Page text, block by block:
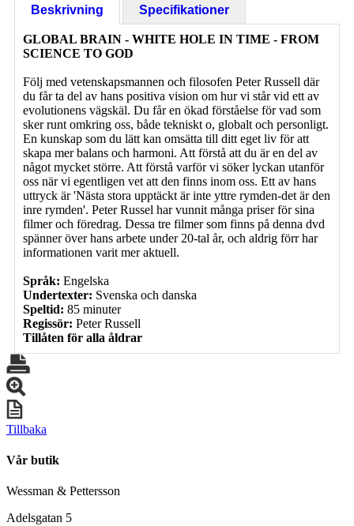
Beskrivning
Specifikationer
GLOBAL BRAIN - WHITE HOLE IN TIME - FROM
SCIENCE TO GOD
Följ med vetenskapsmannen och filosofen Peter Russell där
du får ta del av hans positiva vision om hur vi står vid ett av
evolutionens vägskäl. Du får en ökad förståelse för vad som
sker runt omkring oss, både tekniskt o, globalt och personligt.
En kunskap som du lätt kan omsätta till ditt eget liv för att
skapa mer balans och harmoni. Att förstå att du är en del av
något mycket större. Att förstå varför vi söker lyckan utanför
oss när vi egentligen vet att den finns inom oss. Ett av hans
uttryck är 'Nästa stora upptäckt är inte yttre rymden-det är den
inre rymden'. Peter Russel har vunnit många priser för sina
filmer och föredrag. Dessa tre filmer som finns på denna dvd
spänner över hans arbete under 20-tal år, och aldrig förr har
informationen varit mer aktuell.
Språk: Engelska
Undertexter: Svenska och danska
Speltid: 85 minuter
Regissör: Peter Russell
Tillåten för alla åldrar
Tillbaka
Vår butik
Wessman & Pettersson
Adelsgatan 5